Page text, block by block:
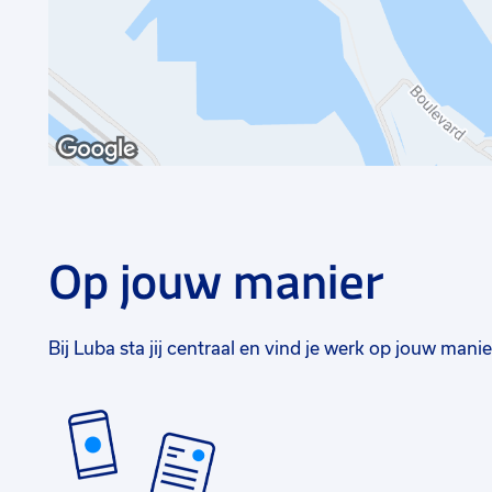
Op jouw manier
Bij Luba sta jij centraal en vind je werk op jouw